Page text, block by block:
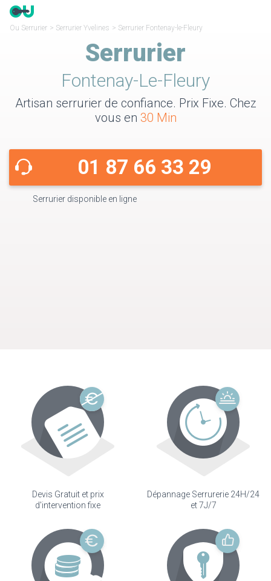
Ou Serrurier > Serrurier Yvelines > Serrurier Fontenay-le-Fleury
Serrurier
Fontenay-Le-Fleury
Artisan serrurier de confiance. Prix Fixe. Chez
vous en 30 Min
01 87 66 33 29
Serrurier disponible en ligne
Devis Gratuit et prix
d'intervention fixe
Dépannage Serrurerie 24H/24
et 7J/7